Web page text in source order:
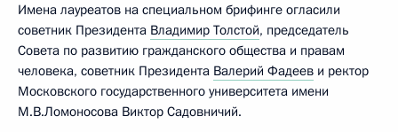
Имена лауреатов на специальном брифинге огласили
советник Президента Владимир Толстой, председатель
Совета по развитию гражданского общества и правам
человека, советник Президента Валерий Фадеев и ректор
Московского государственного университета имени
М.В.Ломоносова Виктор Садовничий.